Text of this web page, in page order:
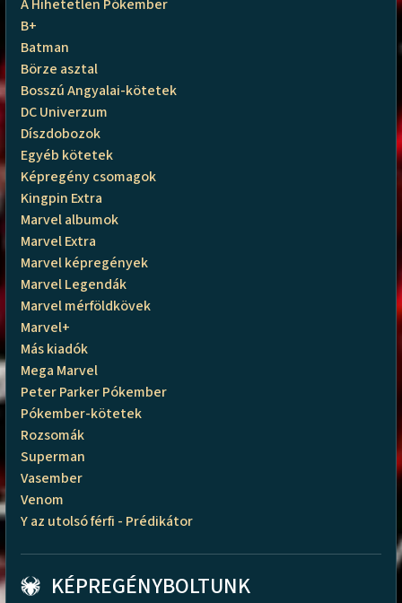
A Hihetetlen Pókember
B+
Batman
Börze asztal
Bosszú Angyalai-kötetek
DC Univerzum
Díszdobozok
Egyéb kötetek
Képregény csomagok
Kingpin Extra
Marvel albumok
Marvel Extra
Marvel képregények
Marvel Legendák
Marvel mérföldkövek
Marvel+
Más kiadók
Mega Marvel
Peter Parker Pókember
Pókember-kötetek
Rozsomák
Superman
Vasember
Venom
Y az utolsó férfi - Prédikátor
KÉPREGÉNYBOLTUNK